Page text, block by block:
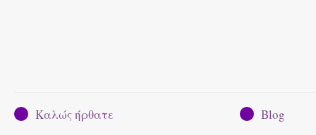
Καλώς ήρθατε Blog